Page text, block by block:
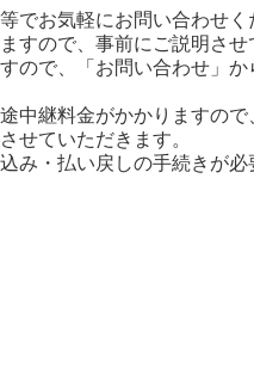
お気軽にお問い合わせく
ので、事前にご説明させ
ので、「お問い合わせ」
中継料金がかかりますので
せていただきます。
・払い戻しの手続きが必